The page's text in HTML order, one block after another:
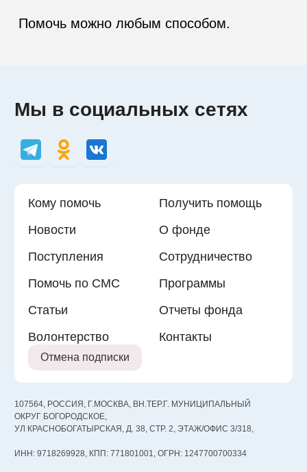
Помочь можно любым способом.
Мы в социальных сетях
Кому помочь
Получить помощь
Новости
О фонде
Поступления
Сотрудничество
Помочь по СМС
Программы
Статьи
Отчеты фонда
Волонтерство
Контакты
Отмена подписки
107564, РОССИЯ, Г.МОСКВА, ВН.ТЕР.Г. МУНИЦИПАЛЬНЫЙ
ОКРУГ БОГОРОДСКОЕ,
УЛ КРАСНОБОГАТЫРСКАЯ, Д. 38, СТР. 2, ЭТАЖ/ОФИС 3/318,
ИНН: 9718269928, КПП: 771801001, ОГРН: 1247700700334